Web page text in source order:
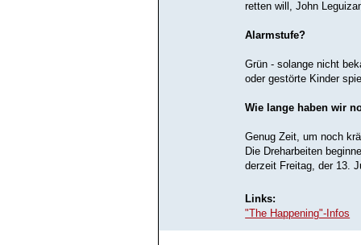
retten will, John
Alarmstufe?
Grün - solange nicht
oder gestörte Kinder
Wie lange haben wir
Genug Zeit, um noch
Die Dreharbeiten
derzeit Freitag, der 13.
Links:
"The Happening"-Infos